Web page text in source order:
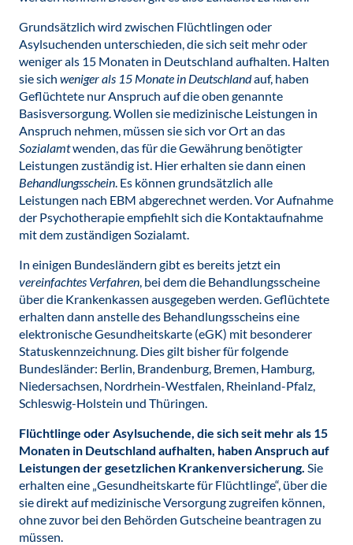
Grundsätzlich wird zwischen Flüchtlingen oder
Asylsuchenden unterschieden, die sich seit mehr oder
weniger als 15 Monaten in Deutschland aufhalten. Halten
sie sich weniger als 15 Monate in Deutschlandauf, haben
Geflüchtete nur Anspruch auf die oben genannte
Basisversorgung. Wollen sie medizinische Leistungen in
Anspruch nehmen, müssen sie sich vor Ort an das
Sozialamtwenden, das für die Gewährung benötigter
Leistungen zuständig ist. Hier erhalten sie dann einen
Behandlungsschein. Es können grundsätzlich alle
Leistungen nach EBM ab­ge­rechnet werden. Vor Aufnahme
der Psychotherapie empfiehlt sich die Kontaktaufnahme
mit dem zuständigen Sozialamt.
In einigen Bundesländern gibt es bereits jetzt ein
vereinfachtes Verfahren, bei dem die Behandlungsscheine
über die Krankenkassen ausgegeben werden. Geflüchtete
erhalten dann anstelle des Behandlungsscheins eine
elektronische Gesundheitskarte (eGK) mit besonderer
Statuskennzeichnung. Dies gilt bisher für folgende
Bundesländer: Berlin, Brandenburg, Bremen, Hamburg,
Niedersachsen, Nordrhein-Westfalen, Rheinland-Pfalz,
Schleswig-Holstein und Thüringen.
Flüchtlinge oder Asylsuchende, die sich seit mehr als 15
Monaten in Deutschland aufhalten, haben Anspruch auf
Leistungen der gesetzlichen Krankenversicherung. Sie
erhalten eine „Gesundheitskarte für Flüchtlinge“, über die
sie direkt auf medizinische Versorgung zugreifen können,
ohne zuvor bei den Behörden Gutscheine beantragen zu
müssen.